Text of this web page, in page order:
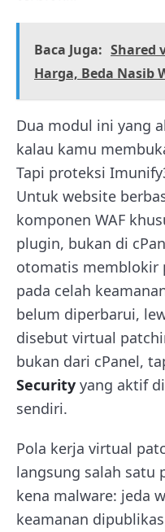
Baca Juga: Shared
Harga, Beda Nasib
Dua modul ini yang
kalau kamu
Tapi proteksi
Untuk website
komponen WAF
plugin, bukan di
otomatis memblokir
pada celah
belum diperbarui,
disebut virtual
bukan dari cPanel,
Security yang aktif
sendiri.
Pola kerja virtual
langsung salah satu
kena malware: jeda
keamanan